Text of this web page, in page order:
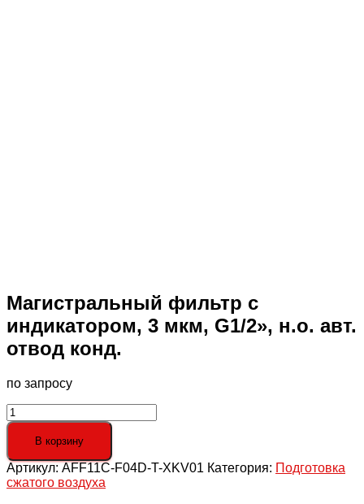
Магистральный фильтр с
индикатором, 3 мкм, G1/2», н.о. авт.
отвод конд.
по запросу
Количество
товара
Магистральный
фильтр
с
индикатором,
В корзину
Артикул: AFF11C-F04D-T-XKV01 Категория: Подготовка
сжатого воздуха